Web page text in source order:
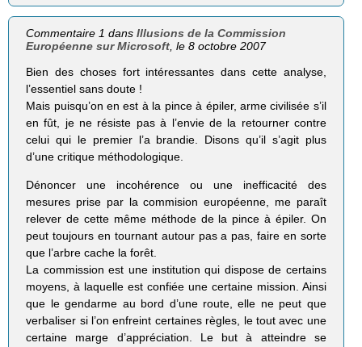
Commentaire 1 dansIllusions de la Commission
Européenne sur Microsoft , le 8 octobre 2007
Bien des choses fort intéressantes dans cette analyse,
l’essentiel sans doute !
Mais puisqu’on en est à la pince à épiler, arme civilisée s’il
en fût, je ne résiste pas à l’envie de la retourner contre
celui qui le premier l’a brandie. Disons qu’il s’agit plus
d’une critique méthodologique.
Dénoncer une incohérence ou une inefficacité des
mesures prise par la commision européenne, me paraît
relever de cette même méthode de la pince à épiler. On
peut toujours en tournant autour pas a pas, faire en sorte
que l’arbre cache la forêt.
La commission est une institution qui dispose de certains
moyens, à laquelle est confiée une certaine mission. Ainsi
que le gendarme au bord d’une route, elle ne peut que
verbaliser si l’on enfreint certaines règles, le tout avec une
certaine marge d’appréciation. Le but à atteindre se